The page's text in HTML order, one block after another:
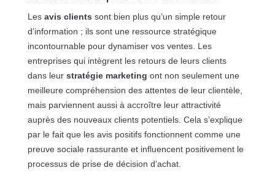
Les avis clients sont bien plus qu’un simple retour
d’information ; ils sont une ressource stratégique
incontournable pour dynamiser vos ventes. Les
entreprises qui intègrent les retours de leurs clients
dans leur stratégie marketing ont non seulement une
meilleure compréhension des attentes de leur clientèle,
mais parviennent aussi à accroître leur attractivité
auprès des nouveaux clients potentiels. Cela s’explique
par le fait que les avis positifs fonctionnent comme une
preuve sociale rassurante et influencent positivement le
processus de prise de décision d’achat.